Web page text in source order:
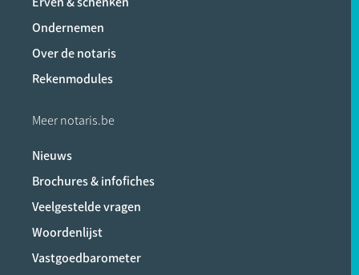
Ondernemen
Over de notaris
Rekenmodules
Meer notaris.be
Nieuws
Brochures & infofiches
Veelgestelde vragen
Woordenlijst
Vastgoedbarometer